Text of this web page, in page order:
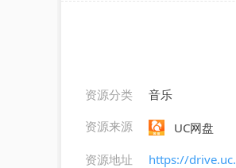
资源分类
音乐
资源来源
UC网盘
资源地址
https://